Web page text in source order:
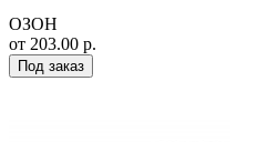
ОЗОН
от 203.00 р.
Под заказ